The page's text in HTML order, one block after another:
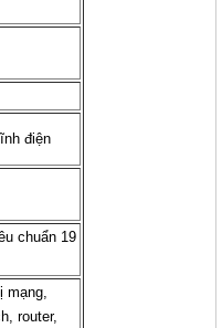
6 Ổ
hệ
PDU16A6
điện
chuẩn 19
mạng,
router,